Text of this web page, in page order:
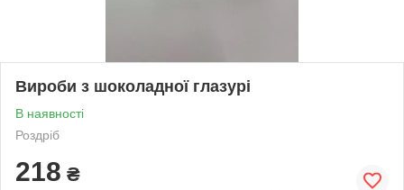
Вироби з шоколадної глазурі
В наявності
Роздріб
218 ₴